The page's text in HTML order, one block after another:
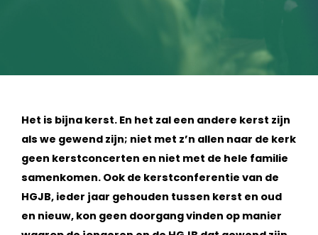
Het is bijna kerst. En het zal een andere kerst zijn
als we gewend zijn; niet met z’n allen naar de kerk
geen kerstconcerten en niet met de hele familie
samenkomen. Ook de kerstconferentie van de
HGJB, ieder jaar gehouden tussen kerst en oud
en nieuw, kon geen doorgang vinden op manier